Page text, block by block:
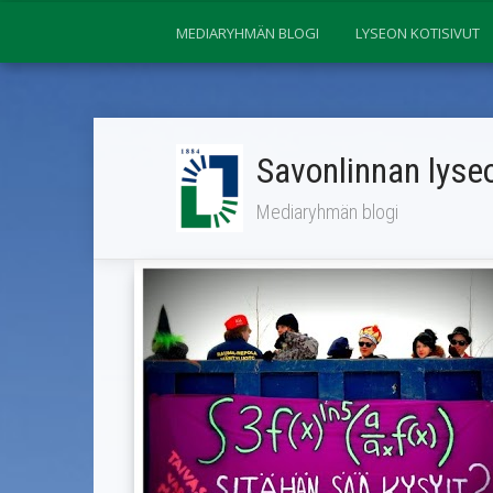
MEDIARYHMÄN BLOGI LYSEON KOTISIVUT
Savonlinnan
Mediaryhmän blogi